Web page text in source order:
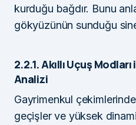
kurduğu bağdır. Bunu
gökyüzünün sunduğu
2.2.1. Akıllı Uçuş
Analizi
Gayrimenkul çekimlerinde
geçişler ve yüksek